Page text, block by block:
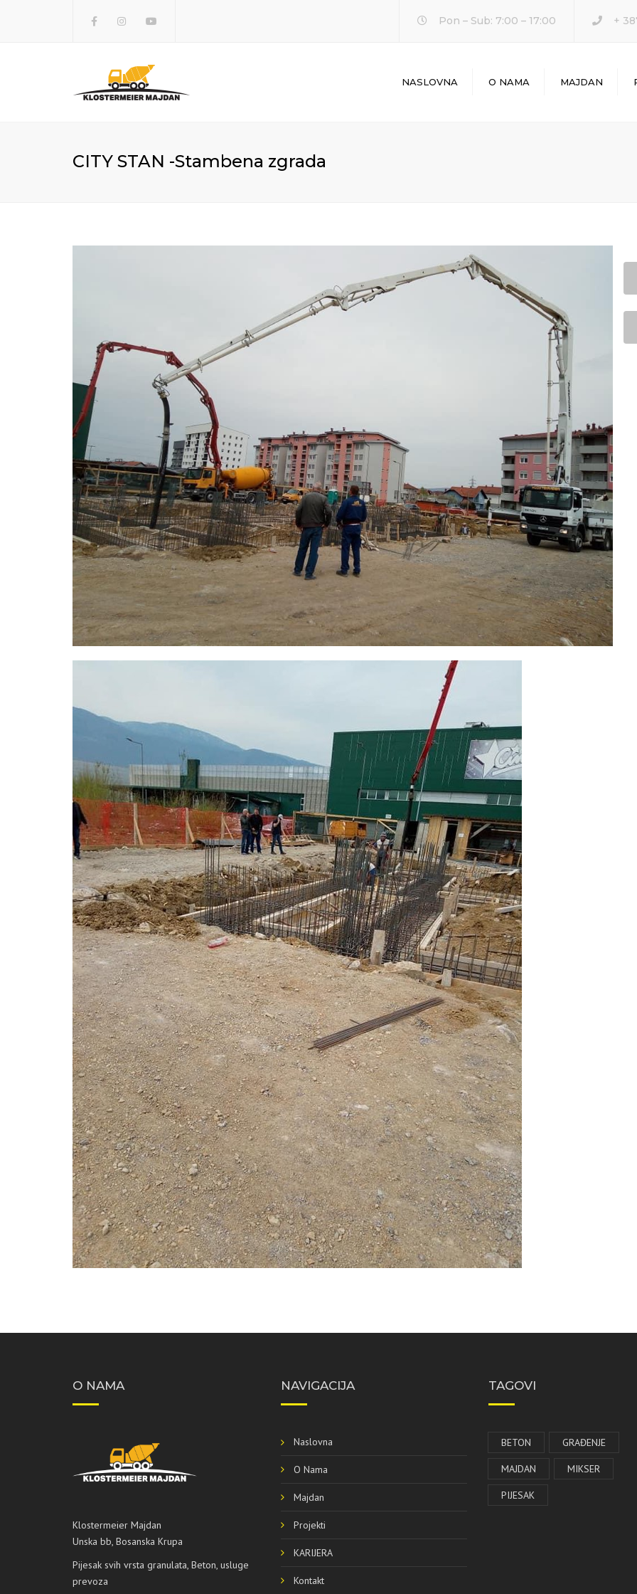
FacebookInstagram Pon – Sub: 7:00 – 17:00 +
NASLOVNA O NAMA MAJDAN
CITY STAN -Stambena zgrada
O NAMA
Klostermeier Majdan
Unska bb, Bosanska Krupa
Pijesak svih vrsta granulata, Beton, usluge
prevoza
NAVIGACIJA
Naslovna
O Nama
Majdan
Projekti
KARIJERA
Kontakt
TAGOVI
BETON GRAĐENJE
MAJDAN MIKSER
PIJESAK